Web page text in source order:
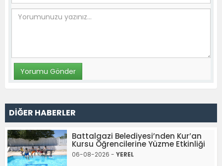
DİĞER HABERLER
Battalgazi Belediyesi’nden Kur’an
Kursu Öğrencilerine Yüzme Etkinliği
06-08-2026 - YEREL